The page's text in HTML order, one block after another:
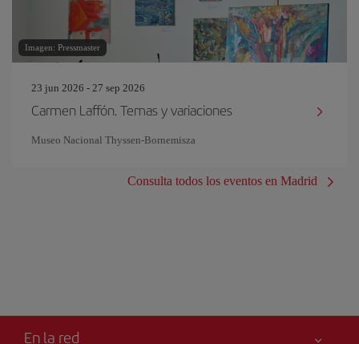
Imagen: Pressmaster
23 jun 2026 - 27 sep 2026
Carmen Laffón. Temas y variaciones
Museo Nacional Thyssen-Bornemisza
Consulta todos los eventos en Madrid
En la red